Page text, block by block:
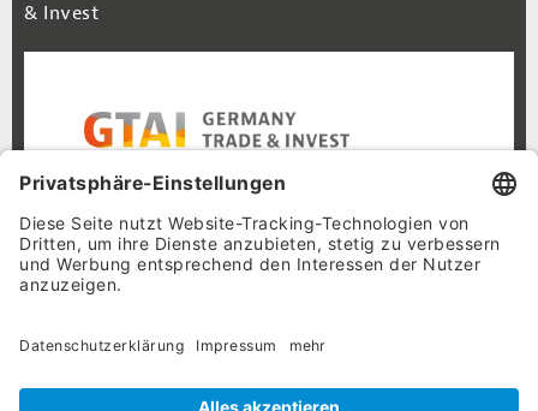
& Invest
Footer Navigation
Inhalt
Cookie-Einstellungen
Datenschutz